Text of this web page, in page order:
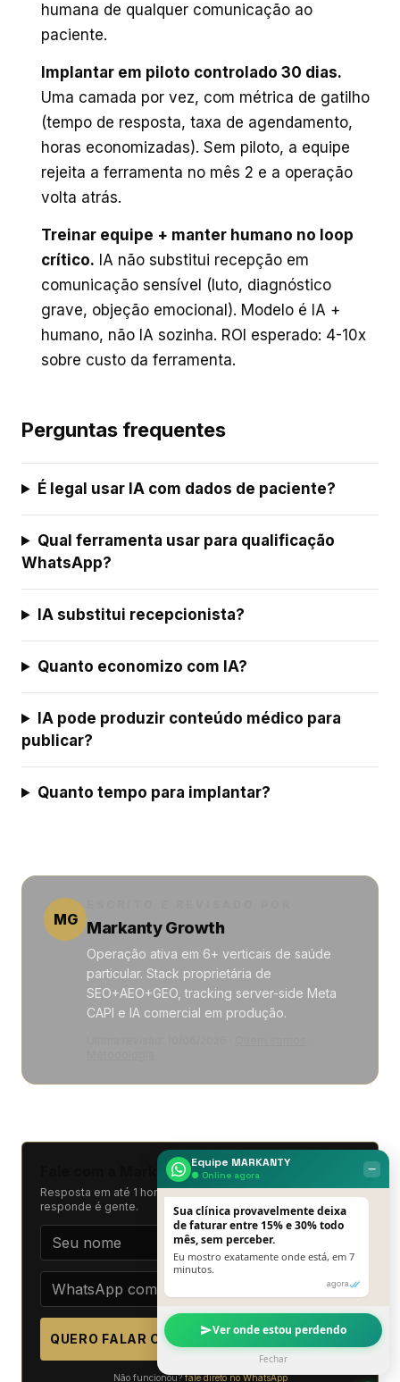
humana de qualquer comunicação ao
paciente.
Implantar em piloto controlado 30 dias.
Uma camada por vez, com métrica de gatilho
(tempo de resposta, taxa de agendamento,
horas economizadas). Sem piloto, a equipe
rejeita a ferramenta no mês 2 e a operação
volta atrás.
Treinar equipe + manter humano no loop
crítico. IA não substitui recepção em
comunicação sensível (luto, diagnóstico
grave, objeção emocional). Modelo é IA +
humano, não IA sozinha. ROI esperado: 4-10x
sobre custo da ferramenta.
Perguntas frequentes
É legal usar IA com dados de paciente?
Qual ferramenta usar para qualificação
WhatsApp?
IA substitui recepcionista?
Quanto economizo com IA?
IA pode produzir conteúdo médico para
publicar?
Quanto tempo para implantar?
MG Markanty Growth
Operação ativa em 6+ verticais de saúde
particular. Stack proprietária de
SEO+AEO+GEO, tracking server-side Meta
CAPI e IA comercial em produção.
Fale com a Markanty Growth
Resposta em até 1 hora útil. Sem pitch automático, quem
responde é gente.
QUERO FALAR COM A MARKANTY GROWTH
Não funcionou? fale direto no WhatsApp
Equipe MARKANTY
● Online agora ‒
Sua clínica provavelmente deixa
de faturar entre 15% e 30% todo
mês, sem perceber.
Eu mostro exatamente onde está, em 7
minutos.
agora
Ver onde estou perdendo
Fechar